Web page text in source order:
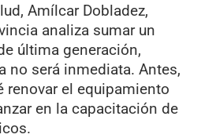
Amílcar Dobladez,
analiza sumar un
última generación,
no será inmediata. Antes,
renovar el equipamiento
en la capacitación de